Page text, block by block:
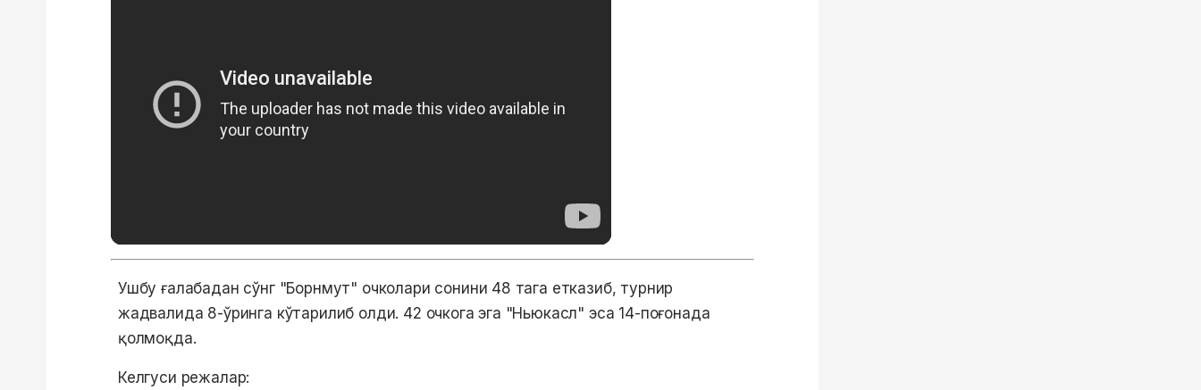
Ушбу ғалабадан сўнг "Борнмут" очколари сонини 48 тага етказиб, турнир
жадвалида 8-ўринга кўтарилиб олди. 42 очкога эга "Ньюкасл" эса 14-поғонада
қолмоқда.
Келгуси режалар: